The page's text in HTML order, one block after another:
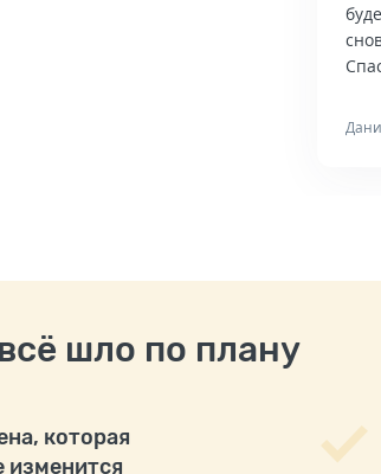
шло по плану
которая
изменится